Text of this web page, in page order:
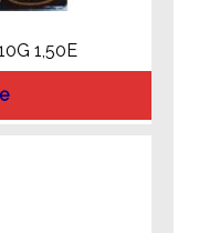
1,50E